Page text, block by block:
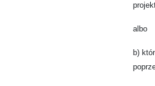
albo
b)